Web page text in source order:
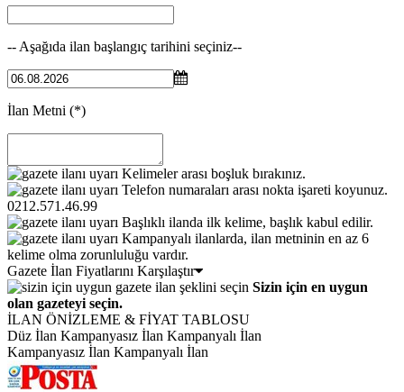
-- Aşağıda ilan başlangıç tarihini seçiniz--
İlan Metni (*)
Kelimeler arası boşluk bırakınız.
Telefon numaraları arası nokta işareti koyunuz.
0212.571.46.99
Başlıklı ilanda ilk kelime, başlık kabul edilir.
Kampanyalı ilanlarda, ilan metninin en az 6
kelime olma zorunluluğu vardır.
Gazete İlan Fiyatlarını Karşılaştır
Sizin için en uygun
olan gazeteyi seçin.
İLAN ÖNİZLEME & FİYAT TABLOSU
Düz İlan Kampanyasız İlan Kampanyalı İlan
Kampanyasız İlan Kampanyalı İlan